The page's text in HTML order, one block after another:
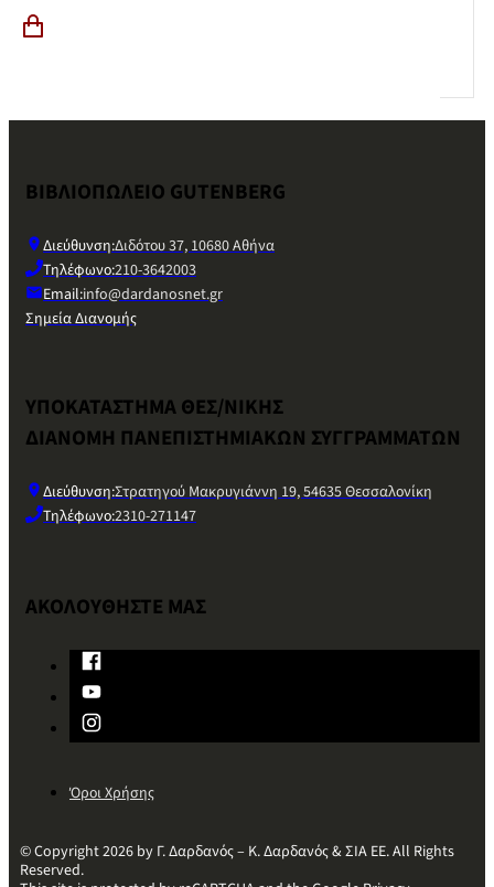
ΒΙΒΛΙΟΠΩΛΕΙΟ GUTENBERG
Διεύθυνση:Διδότου 37, 10680 Αθήνα
Τηλέφωνο:210-3642003
Email:info@dardanosnet.gr
Σημεία Διανομής
ΥΠΟΚΑΤΑΣΤΗΜΑ ΘΕΣ/ΝΙΚΗΣ
ΔΙΑΝΟΜΗ ΠΑΝΕΠΙΣΤΗΜΙΑΚΩΝ ΣΥΓΓΡΑΜΜΑΤΩΝ
Διεύθυνση:Στρατηγού Μακρυγιάννη 19, 54635 Θεσσαλονίκη
Τηλέφωνο:2310-271147
ΑΚΟΛΟΥΘΗΣΤΕ ΜΑΣ
Όροι Χρήσης
© Copyright 2026 by Γ. Δαρδανός – Κ. Δαρδανός & ΣΙΑ ΕΕ. All Rights
Reserved.